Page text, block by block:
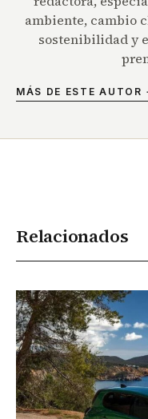
ambiente, cambio
sostenibilidad y
MÁS DE ESTE AUTOR
Relacionados